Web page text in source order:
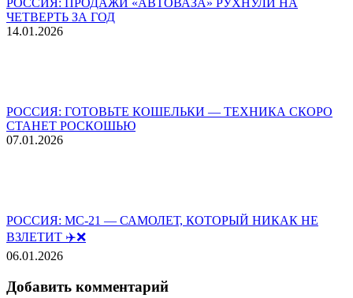
РОССИЯ: ПРОДАЖИ «АВТОВАЗА» РУХНУЛИ НА
ЧЕТВЕРТЬ ЗА ГОД
14.01.2026
РОССИЯ: ГОТОВЬТЕ КОШЕЛЬКИ — ТЕХНИКА СКОРО
СТАНЕТ РОСКОШЬЮ
07.01.2026
РОССИЯ: МС-21 — САМОЛЕТ, КОТОРЫЙ НИКАК НЕ
ВЗЛЕТИТ ✈️❌
06.01.2026
Добавить комментарий